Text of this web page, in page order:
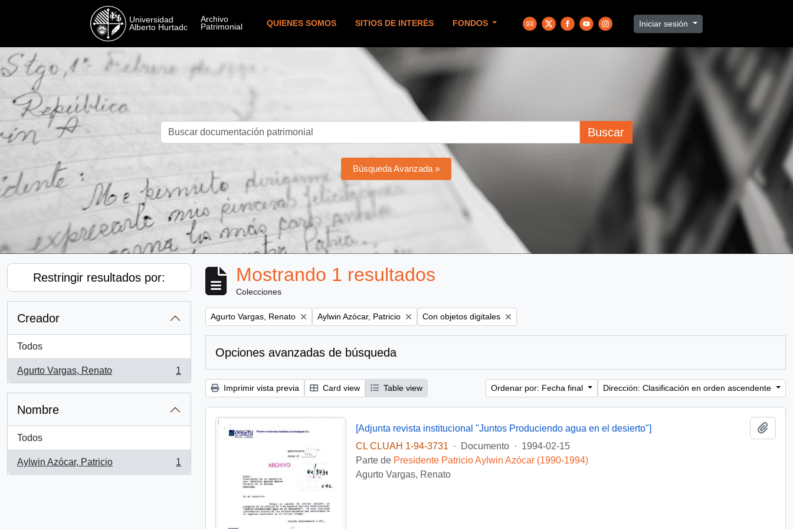
QUIENES SOMOS SITIOS DE INTERÉS FONDOS Iniciar sesión
Buscar
Búsqueda Avanzada »
Restringir resultados por:
Creador
Todos
Agurto Vargas, Renato
, 1 resultados
1
Nombre
Todos
Aylwin Azócar, Patricio
, 1 resultados
1
Mostrando 1 resultados
Colecciones
Remove filter:
Agurto Vargas, Renato Remove filter:
Aylwin Azócar, Patricio Remove filter:
Con objetos digitales
Opciones avanzadas de búsqueda
Imprimir vista previa Card view Table view Ordenar por: Fecha final Dirección: Clasificación en orden ascendente
[Adjunta revista institucional "Juntos Produciendo agua en el desierto"]
CL CLUAH 1-94-3731
· Documento · 1994-02-15
Parte de Presidente Patricio Aylwin Azócar (1990-1994)
Agurto Vargas, Renato